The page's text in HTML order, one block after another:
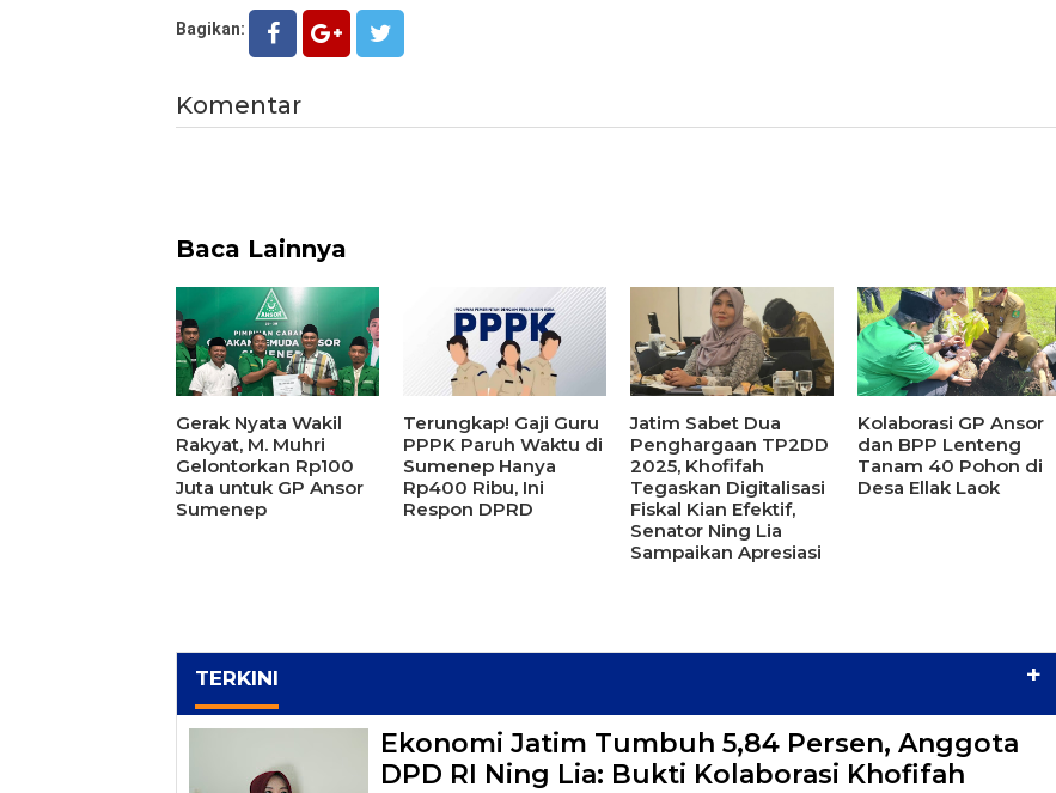
Bagikan:
Komentar
Baca Lainnya
Gerak Nyata Wakil
Rakyat, M. Muhri
Gelontorkan Rp100
Juta untuk GP Ansor
Sumenep
Terungkap! Gaji Guru
PPPK Paruh Waktu di
Sumenep Hanya
Rp400 Ribu, Ini
Respon DPRD
Jatim Sabet Dua
Penghargaan TP2DD
2025, Khofifah
Tegaskan Digitalisasi
Fiskal Kian Efektif,
Senator Ning Lia
Sampaikan Apresiasi
Kolaborasi GP Ansor
dan BPP Lenteng
Tanam 40 Pohon di
Desa Ellak Laok
TERKINI +
Ekonomi Jatim Tumbuh 5,84 Persen, Anggota
DPD RI Ning Lia: Bukti Kolaborasi Khofifah